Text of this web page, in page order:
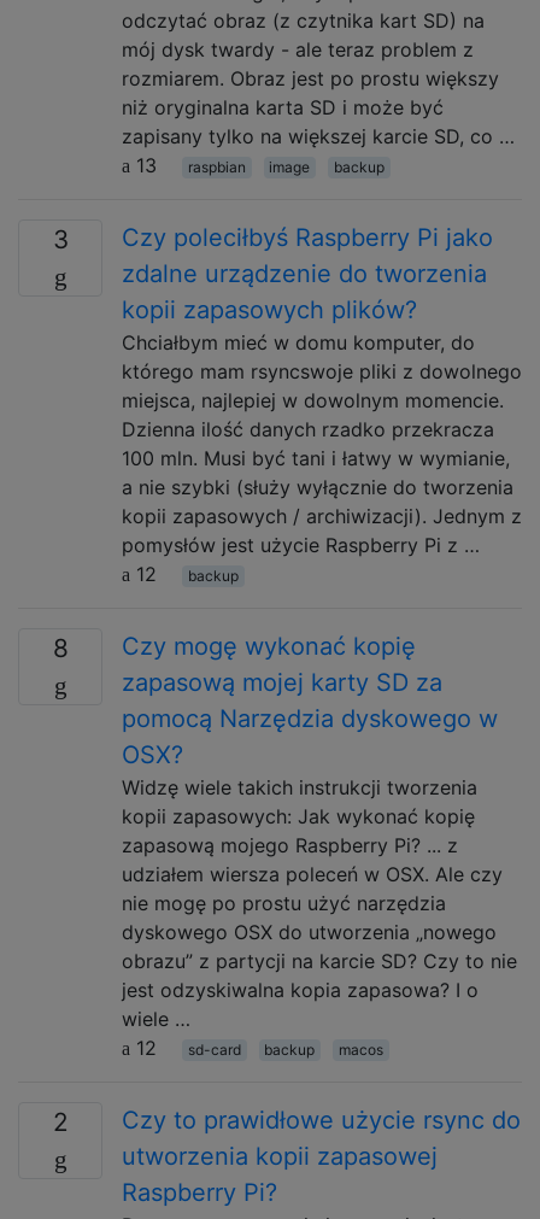
odczytać obraz (z czytnika kart SD) na
mój dysk twardy - ale teraz problem z
rozmiarem. Obraz jest po prostu większy
niż oryginalna karta SD i może być
zapisany tylko na większej karcie SD, co …
13
raspbian image backup
3
Czy poleciłbyś Raspberry Pi jako
zdalne urządzenie do tworzenia
kopii zapasowych plików?
Chciałbym mieć w domu komputer, do
którego mam rsyncswoje pliki z dowolnego
miejsca, najlepiej w dowolnym momencie.
Dzienna ilość danych rzadko przekracza
100 mln. Musi być tani i łatwy w wymianie,
a nie szybki (służy wyłącznie do tworzenia
kopii zapasowych / archiwizacji). Jednym z
pomysłów jest użycie Raspberry Pi z …
12
backup
8
Czy mogę wykonać kopię
zapasową mojej karty SD za
pomocą Narzędzia dyskowego w
OSX?
Widzę wiele takich instrukcji tworzenia
kopii zapasowych: Jak wykonać kopię
zapasową mojego Raspberry Pi? ... z
udziałem wiersza poleceń w OSX. Ale czy
nie mogę po prostu użyć narzędzia
dyskowego OSX do utworzenia „nowego
obrazu” z partycji na karcie SD? Czy to nie
jest odzyskiwalna kopia zapasowa? I o
wiele …
12
sd-card backup macos
2
Czy to prawidłowe użycie rsync do
utworzenia kopii zapasowej
Raspberry Pi?